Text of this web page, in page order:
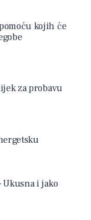
kojih će
za probavu
Ukusna i jako